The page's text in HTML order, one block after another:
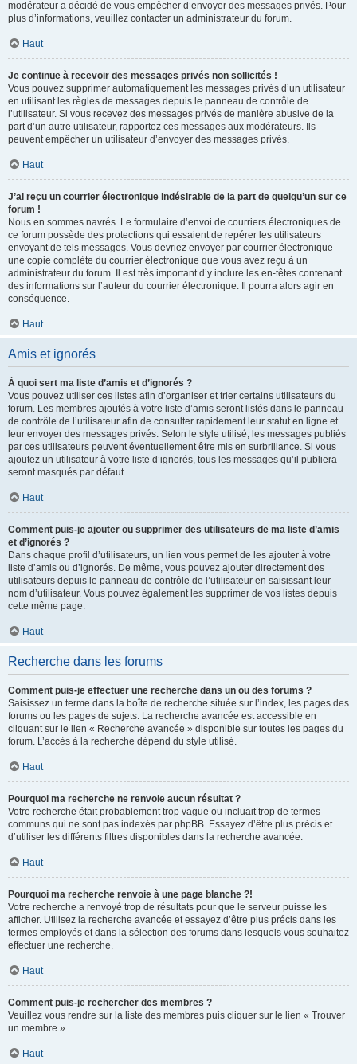
modérateur a décidé de vous empêcher d’envoyer des messages privés. Pour
plus d’informations, veuillez contacter un administrateur du forum.
Haut
Je continue à recevoir des messages privés non sollicités !
Vous pouvez supprimer automatiquement les messages privés d’un utilisateur
en utilisant les règles de messages depuis le panneau de contrôle de
l’utilisateur. Si vous recevez des messages privés de manière abusive de la
part d’un autre utilisateur, rapportez ces messages aux modérateurs. Ils
peuvent empêcher un utilisateur d’envoyer des messages privés.
Haut
J’ai reçu un courrier électronique indésirable de la part de quelqu’un sur ce
forum !
Nous en sommes navrés. Le formulaire d’envoi de courriers électroniques de
ce forum possède des protections qui essaient de repérer les utilisateurs
envoyant de tels messages. Vous devriez envoyer par courrier électronique
une copie complète du courrier électronique que vous avez reçu à un
administrateur du forum. Il est très important d’y inclure les en-têtes contenant
des informations sur l’auteur du courrier électronique. Il pourra alors agir en
conséquence.
Haut
Amis et ignorés
À quoi sert ma liste d’amis et d’ignorés ?
Vous pouvez utiliser ces listes afin d’organiser et trier certains utilisateurs du
forum. Les membres ajoutés à votre liste d’amis seront listés dans le panneau
de contrôle de l’utilisateur afin de consulter rapidement leur statut en ligne et
leur envoyer des messages privés. Selon le style utilisé, les messages publiés
par ces utilisateurs peuvent éventuellement être mis en surbrillance. Si vous
ajoutez un utilisateur à votre liste d’ignorés, tous les messages qu’il publiera
seront masqués par défaut.
Haut
Comment puis-je ajouter ou supprimer des utilisateurs de ma liste d’amis
et d’ignorés ?
Dans chaque profil d’utilisateurs, un lien vous permet de les ajouter à votre
liste d’amis ou d’ignorés. De même, vous pouvez ajouter directement des
utilisateurs depuis le panneau de contrôle de l’utilisateur en saisissant leur
nom d’utilisateur. Vous pouvez également les supprimer de vos listes depuis
cette même page.
Haut
Recherche dans les forums
Comment puis-je effectuer une recherche dans un ou des forums ?
Saisissez un terme dans la boîte de recherche située sur l’index, les pages des
forums ou les pages de sujets. La recherche avancée est accessible en
cliquant sur le lien « Recherche avancée » disponible sur toutes les pages du
forum. L’accès à la recherche dépend du style utilisé.
Haut
Pourquoi ma recherche ne renvoie aucun résultat ?
Votre recherche était probablement trop vague ou incluait trop de termes
communs qui ne sont pas indexés par phpBB. Essayez d’être plus précis et
d’utiliser les différents filtres disponibles dans la recherche avancée.
Haut
Pourquoi ma recherche renvoie à une page blanche ?!
Votre recherche a renvoyé trop de résultats pour que le serveur puisse les
afficher. Utilisez la recherche avancée et essayez d’être plus précis dans les
termes employés et dans la sélection des forums dans lesquels vous souhaitez
effectuer une recherche.
Haut
Comment puis-je rechercher des membres ?
Veuillez vous rendre sur la liste des membres puis cliquer sur le lien « Trouver
un membre ».
Haut